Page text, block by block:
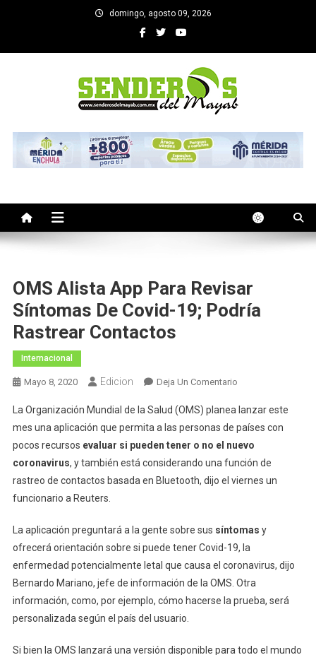
domingo, agosto 09, 2026
SENDEROS DEL MAYAB
OMS Alista App Para Revisar
Síntomas De Covid-19; Podría
Rastrear Contactos
Internacional
Mayo 8, 2020 Edicion Deja Un ComentarioEn
Alista
App
Para
Revisar
Síntomas
19;
Podría
Rastrear
La Organización Mundial de la Salud (OMS) planea lanzar este
mes una aplicación que permita a las personas de países con
pocos recursos evaluar si pueden tener o no el nuevo
coronavirus, y también está considerando una función de
rastreo de contactos basada en Bluetooth, dijo el viernes un
funcionario a Reuters.
La aplicación preguntará a la gente sobre sus síntomas y
ofrecerá orientación sobre si puede tener Covid-19, la
enfermedad potencialmente letal que causa el coronavirus, dijo
Bernardo Mariano, jefe de información de la OMS. Otra
información, como, por ejemplo, cómo hacerse la prueba, será
personalizada según el país del usuario.
Si bien la OMS lanzará una versión disponible para todo el mundo